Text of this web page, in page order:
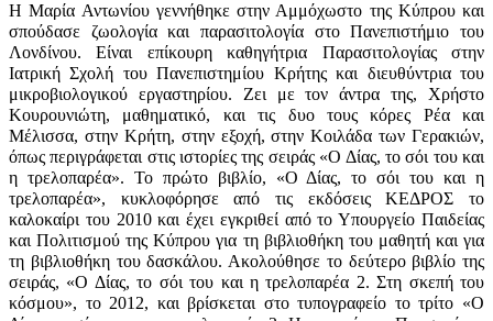
Η Μαρία Αντωνίου γεννήθηκε στην Αμμόχωστο της Κύπρου και
σπούδασε ζωολογία και παρασιτολογία στο Πανεπιστήμιο του
Λονδίνου. Είναι επίκουρη καθηγήτρια Παρασιτολογίας στην
Ιατρική Σχολή του Πανεπιστημίου Κρήτης και διευθύντρια του
μικροβιολογικού εργαστηρίου. Ζει με τον άντρα της, Χρήστο
Κουρουνιώτη, μαθηματικό, και τις δυο τους κόρες Ρέα και
Μέλισσα, στην Κρήτη, στην εξοχή, στην Κοιλάδα των Γερακιών,
όπως περιγράφεται στις ιστορίες της σειράς «Ο Δίας, το σόι του και
η τρελοπαρέα». Το πρώτο βιβλίο, «Ο Δίας, το σόι του και η
τρελοπαρέα», κυκλοφόρησε από τις εκδόσεις ΚΕΔΡΟΣ το
καλοκαίρι του 2010 και έχει εγκριθεί από το Υπουργείο Παιδείας
και Πολιτισμού της Κύπρου για τη βιβλιοθήκη του μαθητή και για
τη βιβλιοθήκη του δασκάλου. Ακολούθησε το δεύτερο βιβλίο της
σειράς, «Ο Δίας, το σόι του και η τρελοπαρέα 2. Στη σκεπή του
κόσμου», το 2012, και βρίσκεται στο τυπογραφείο το τρίτο «Ο